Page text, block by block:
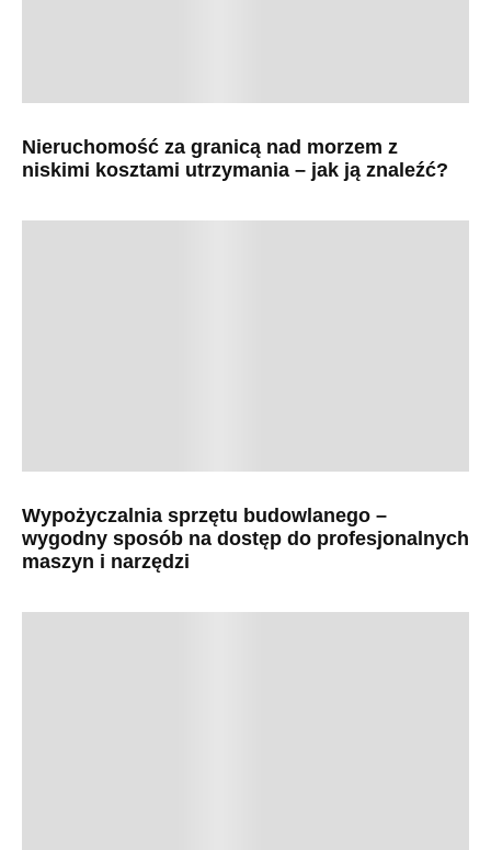
Nieruchomość za granicą nad morzem z
niskimi kosztami utrzymania – jak ją znaleźć?
Wypożyczalnia sprzętu budowlanego –
wygodny sposób na dostęp do profesjonalnych
maszyn i narzędzi